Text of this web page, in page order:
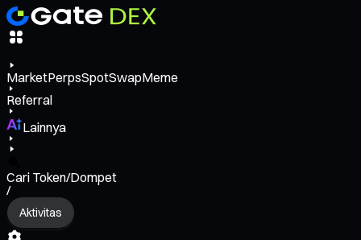
MarketPerpsSpotSwapMeme
Referral
Lainnya
Cari Token/Dompet
/
Aktivitas